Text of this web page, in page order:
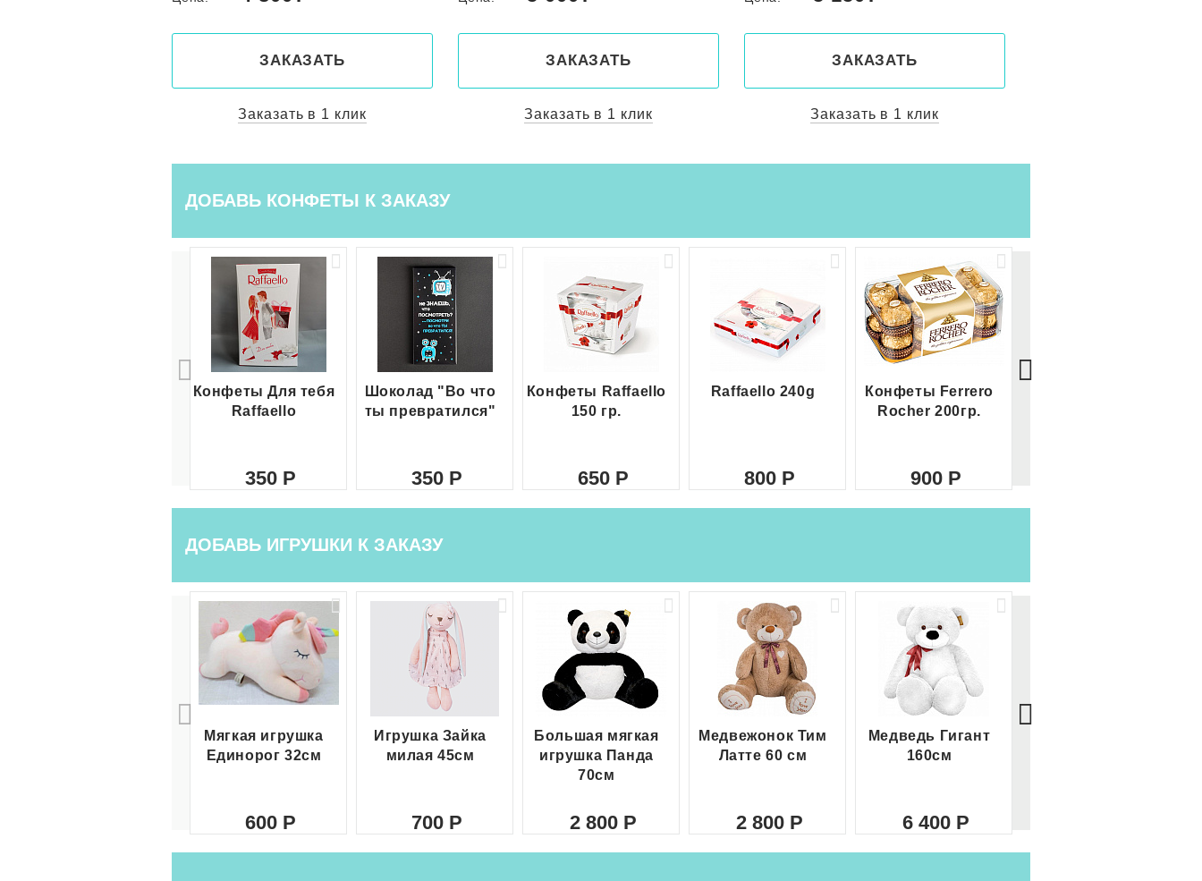
ЗАКАЗАТЬ
Заказать в 1 клик
ЗАКАЗАТЬ
Заказать в 1 клик
ЗАКАЗАТЬ
Заказать в 1 клик
ДОБАВЬ КОНФЕТЫ К ЗАКАЗУ
Конфеты Для тебя
Raffaello
350
Шоколад "Во что
ты превратился"
350
Конфеты Raffaello
150 гр.
650
Raffaello 240g
800
Конфеты Ferrero
Rocher 200гр.
900
ДОБАВЬ ИГРУШКИ К ЗАКАЗУ
Мягкая игрушка
Единорог 32см
600
Игрушка Зайка
милая 45см
700
Большая мягкая
игрушка Панда
70см
2 800
Медвежонок Тим
Латте 60 см
2 800
Медведь Гигант
160см
6 400